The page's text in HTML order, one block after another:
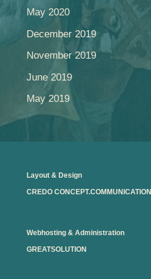
May 2020
December 2019
November 2019
June 2019
May 2019
Layout & Design
CREDO CONCEPT.COMMUNICATION
Webhosting & Administration
GREATSOLUTION